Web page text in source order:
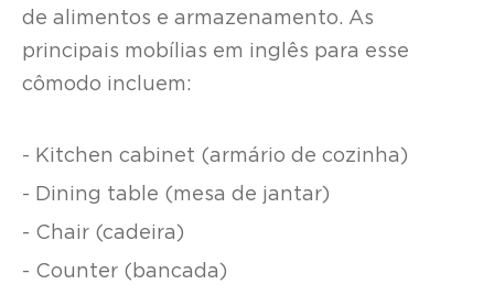
de alimentos e armazenamento. As
principais mobílias em inglês para esse
cômodo incluem:
- Kitchen cabinet (armário de cozinha)
- Dining table (mesa de jantar)
- Chair (cadeira)
- Counter (bancada)